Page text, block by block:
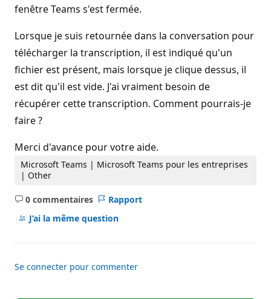
i
fenêtre Teams s'est fermée.
Lorsque je suis retournée dans la conversation pour
télécharger la transcription, il est indiqué qu'un
fichier est présent, mais lorsque je clique dessus, il
est dit qu'il est vide. J'ai vraiment besoin de
récupérer cette transcription. Comment pourrais-je
faire ?
Merci d'avance pour votre aide.
Microsoft Teams | Microsoft Teams pour les entreprises
| Other
0 commentaires
Aucun
commentaire
Rapport
J’ai la même question
Se connecter pour commenter